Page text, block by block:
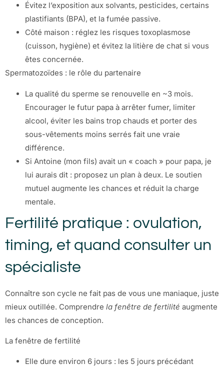
Évitez l’exposition aux solvants, pesticides, certains
plastifiants (BPA), et la fumée passive.
Côté maison : réglez les risques toxoplasmose
(cuisson, hygiène) et évitez la litière de chat si vous
êtes concernée.
Spermatozoïdes : le rôle du partenaire
La qualité du sperme se renouvelle en ~3 mois.
Encourager le futur papa à arrêter fumer, limiter
alcool, éviter les bains trop chauds et porter des
sous-vêtements moins serrés fait une vraie
différence.
Si Antoine (mon fils) avait un « coach » pour papa, je
lui aurais dit : proposez un plan à deux. Le soutien
mutuel augmente les chances et réduit la charge
mentale.
Fertilité pratique : ovulation,
timing, et quand consulter un
spécialiste
Connaître son cycle ne fait pas de vous une maniaque, juste
mieux outillée. Comprendre la fenêtre de fertilité augmente
les chances de conception.
La fenêtre de fertilité
Elle dure environ 6 jours : les 5 jours précédant